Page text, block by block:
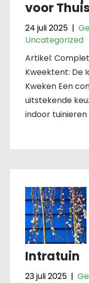
voor
24 juli 2025 |
Uncategorized
Artikel:
Kweektent: De
Kweken Een
uitstekende
indoor tuinieren
Intratuin
23 juli 2025 |